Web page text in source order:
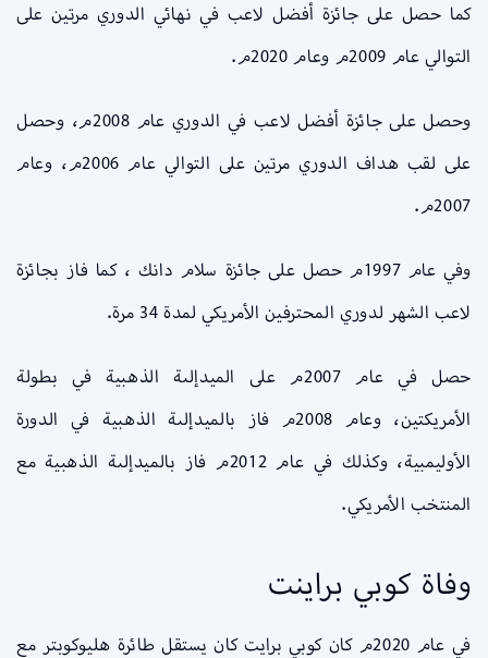
كما حصل على جائزة أفضل لاعب في نهائي الدوري مرتين على
التوالي عام 2009م وعام 2020م.
وحصل على جائزة أفضل لاعب في الدوري عام 2008م، وحصل
على لقب هداف الدوري مرتين على التوالي عام 2006م، وعام
2007م.
وفي عام 1997م حصل على جائزة سلام دانك ، كما فاز بجائزة
لاعب الشهر لدوري المحترفين الأمريكي لمدة 34 مرة.
حصل في عام 2007م على الميدإلىة الذهبية في بطولة
الأمريكتين، وعام 2008م فاز بالميدإلىة الذهبية في الدورة
الأوليمبية، وكذلك في عام 2012م فاز بالميدإلىة الذهبية مع
المنتخب الأمريكي.
وفاة كوبي براينت
في عام 2020م كان كوبي برايت كان يستقل طائرة هليوكوبتر مع